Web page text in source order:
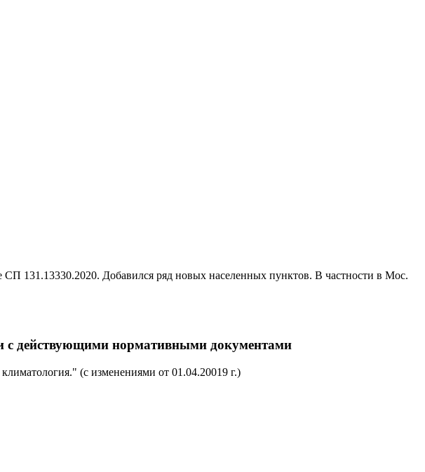
131.13330.2020. Добавился ряд новых населенных пунктов. В частности в Мос.
с действующими нормативными документами
(с изменениями от 01.04.20019 г.)